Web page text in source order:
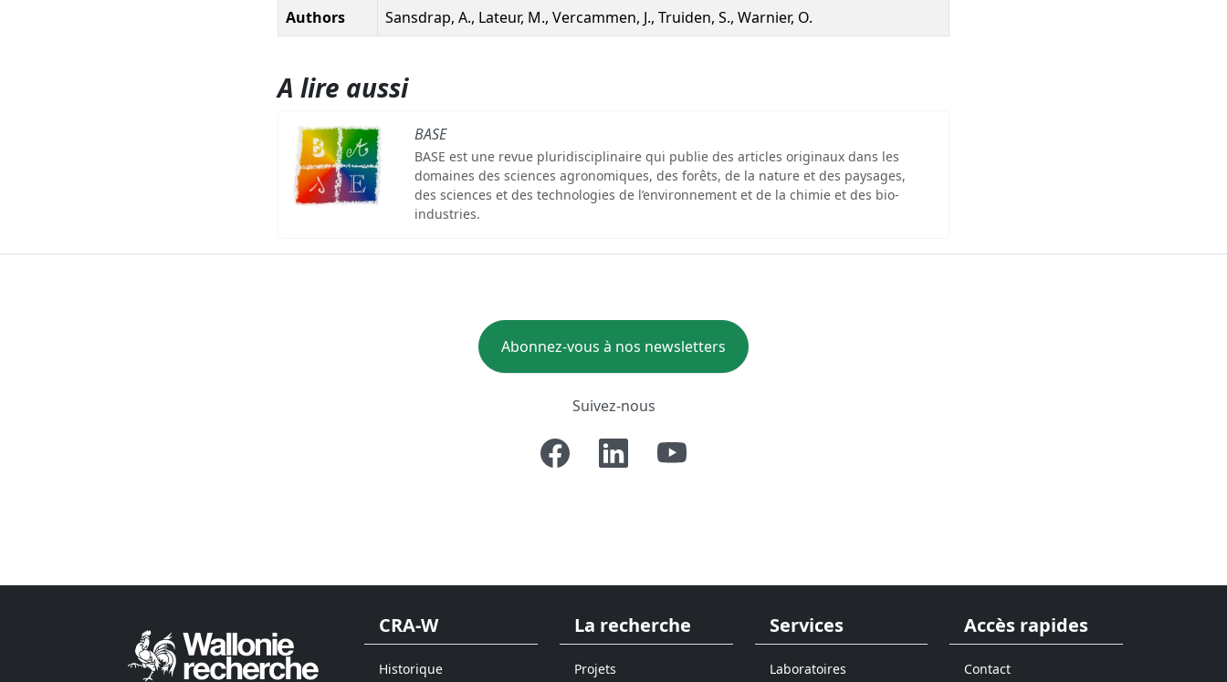
Authors
Sansdrap, A., Lateur, M., Vercammen, J., Truiden, S., Warnier, O.
A lire aussi
BASE
BASE est une revue pluridisciplinaire qui publie des articles originaux dans les
domaines des sciences agronomiques, des forêts, de la nature et des paysages,
des sciences et des technologies de l’environnement et de la chimie et des bio-
industries.
Abonnez-vous à nos newsletters
Suivez-nous
CRA-W
Historique
La recherche
Projets
Services
Laboratoires
Accès rapides
Contact